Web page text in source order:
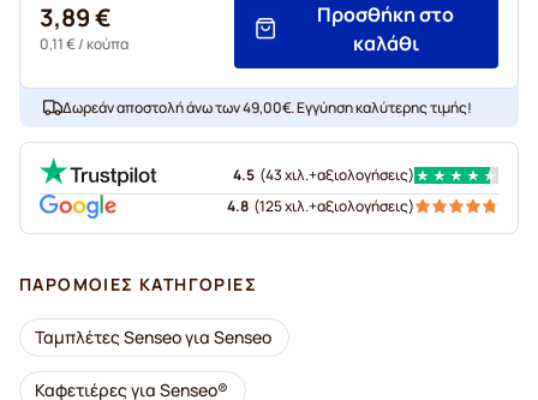
3,89 €
0,11 €/ κούπα
Προσθήκη στο
καλάθι
Δωρεάν αποστολή άνω των 49,00€. Εγγύηση καλύτερης τιμής!
4.5 (43 χιλ.+αξιολογήσεις)
4.8 (125 χιλ.+αξιολογήσεις)
ΠΑΡΌΜΟΙΕΣ ΚΑΤΗΓΟΡΊΕΣ
Ταμπλέτες Senseo για Senseo
Καφετιέρες για Senseo®